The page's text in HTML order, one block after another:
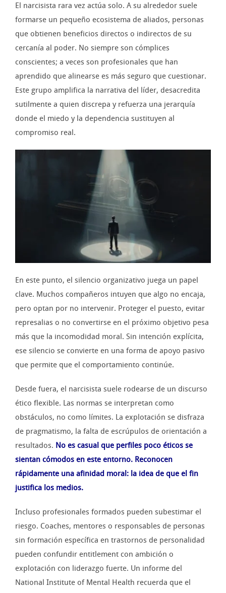
El narcisista rara vez actúa solo. A su alrededor suele
formarse un pequeño ecosistema de aliados, personas
que obtienen beneficios directos o indirectos de su
cercanía al poder. No siempre son cómplices
conscientes; a veces son profesionales que han
aprendido que alinearse es más seguro que cuestionar.
Este grupo amplifica la narrativa del líder, desacredita
sutilmente a quien discrepa y refuerza una jerarquía
donde el miedo y la dependencia sustituyen al
compromiso real.
En este punto, el silencio organizativo juega un papel
clave. Muchos compañeros intuyen que algo no encaja,
pero optan por no intervenir. Proteger el puesto, evitar
represalias o no convertirse en el próximo objetivo pesa
más que la incomodidad moral. Sin intención explícita,
ese silencio se convierte en una forma de apoyo pasivo
que permite que el comportamiento continúe.
Desde fuera, el narcisista suele rodearse de un discurso
ético flexible. Las normas se interpretan como
obstáculos, no como límites. La explotación se disfraza
de pragmatismo, la falta de escrúpulos de orientación a
resultados. No es casual que perfiles poco éticos se
sientan cómodos en este entorno. Reconocen
rápidamente una afinidad moral: la idea de que el fin
justifica los medios.
Incluso profesionales formados pueden subestimar el
riesgo. Coaches, mentores o responsables de personas
sin formación específica en trastornos de personalidad
pueden confundir entitlement con ambición o
explotación con liderazgo fuerte. Un informe del
National Institute of Mental Health recuerda que el